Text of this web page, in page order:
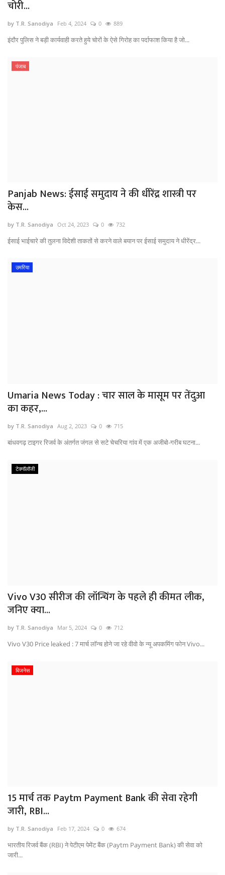
चोरी...
by T.R. Sanodiya Feb 4, 2024 0 889
इंदौर पुलिस ने बड़ी कार्यवाही करते हुये चोरों के ऐसे गिरोह का पर्दाफाश किया है जो...
पंजाब
Panjab News: ईसाई समुदाय ने की धीरेंद्र शास्त्री पर
केस...
by T.R. Sanodiya Oct 24, 2023 0 732
ईसाई भाईचारे की तुलना विदेशी ताकतों से करने वाले बयान पर ईसाई समुदाय ने धीरेंद्र...
उमरिया
Umaria News Today : चार साल के मासूम पर तेंदुआ
का कहर,...
by T.R. Sanodiya Aug 2, 2023 0 715
बांधवगढ़ टाइगर रिजर्व के अंतर्गत जंगल से सटे चेचरिया गांव में एक अजीबो-गरीब घटना...
टेक्नॉलॉजी
Vivo V30 सीरीज की लॉन्चिंग के पहले ही कीमत लीक,
जनिए क्या...
by T.R. Sanodiya Mar 5, 2024 0 712
Vivo V30 Price leaked : 7 मार्च लॉन्च होने जा रहे वीवो के न्यू अपकमिंग फोन Vivo...
बिजनेस
15 मार्च तक Paytm Payment Bank की सेवा रहेगी
जारी, RBI...
by T.R. Sanodiya Feb 17, 2024 0 674
भारतीय रिजर्व बैंक (RBI) ने पेटीएम पेमेंट बैंक (Paytm Payment Bank) की सेवा को
जारी...